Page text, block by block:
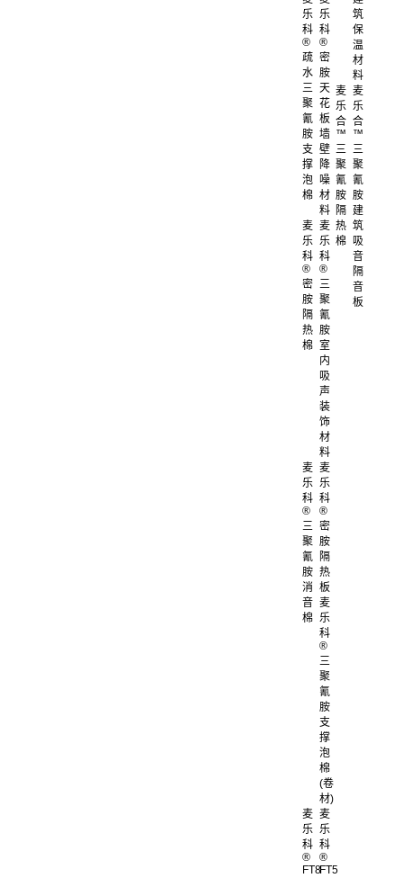
乐
科
®
疏
水
三
聚
氰
胺
支
撑
泡
棉
乐
科
®
密
胺
天
花
板
墙
壁
降
噪
材
料
麦
乐
科
®
密
胺
隔
热
棉
麦
乐
科
®
三
聚
氰
胺
室
内
吸
声
装
饰
材
料
麦
乐
科
®
三
聚
氰
胺
消
音
棉
麦
乐
科
®
密
胺
隔
热
板
麦
乐
科
®
三
聚
氰
胺
支
撑
泡
棉
(卷
材)
麦
乐
科
®
FT8
麦
乐
科
®
FT5
筑
保
温
材
料
麦
乐
合
™
三
聚
氰
胺
隔
热
棉
麦
乐
合
™
三
聚
氰
胺
建
筑
吸
音
隔
音
板